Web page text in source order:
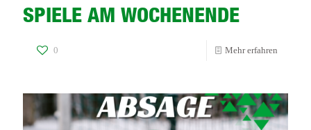
SPIELE AM WOCHENENDE
0 Mehr erfahren
AM